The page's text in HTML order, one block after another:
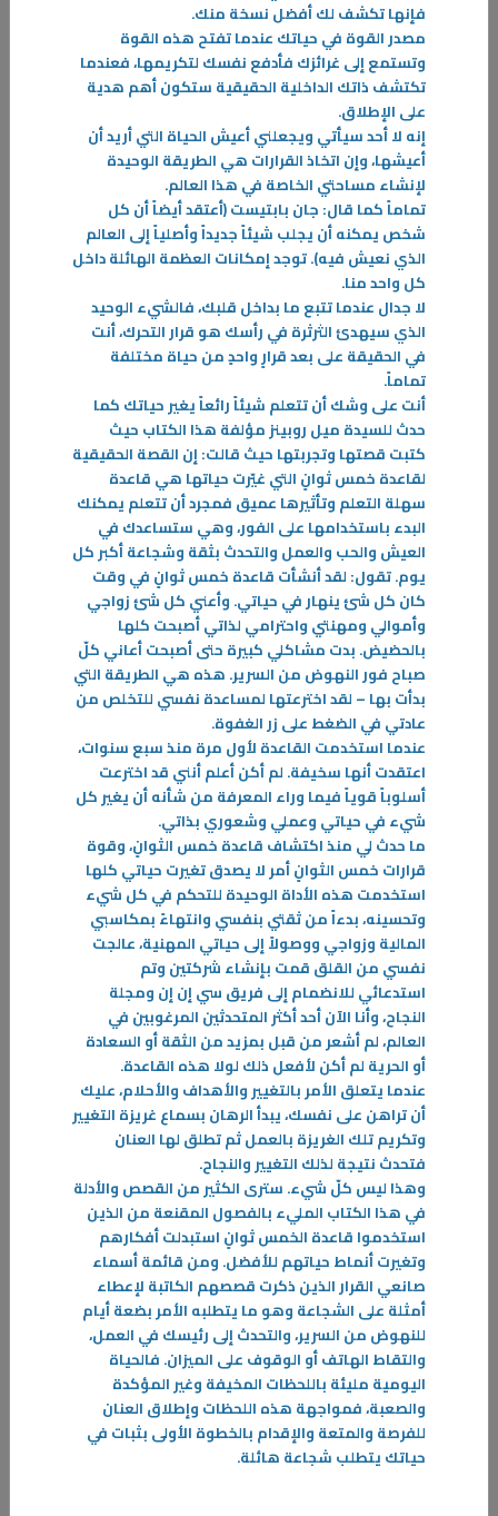
توقف عن إرضاء الآخرين
يعتبر المؤلف باتريك كينغ من أشهر الكتّاب والمدربين في فن المحادثة وفن
التواصل في أمريكا ، ولقد صدر له عدة كتب في مجال تطور النفس
النجاح علاج النفس القلقة، الخائفة، المتشائمة، اليائسة. والنجاح من أحسن
مضادات القلق ومن أفضل مضادات الاكتئاب
فإنها تكشف لك أفضل نسخة منك.
مصدر القوة في حياتك عندما تفتح هذه القوة
وتستمع إلى غرائزك فأدفع نفسك لتكريمها، فعندما
تكتشف ذاتك الداخلية الحقيقية ستكون أهم هدية
على الإطلاق.
إنه لا أحد سيأتي ويجعلني أعيش الحياة التي أريد أن
أعيشها، وإن اتخاذ القرارات هي الطريقة الوحيدة
لإنشاء مساحتي الخاصة في هذا العالم.
تماماً كما قال: جان بابتيست (أعتقد أيضاً أن كل
شخص يمكنه أن يجلب شيئاً جديداً وأصلياً إلى العالم
الذي نعيش فيه). توجد إمكانات العظمة الهائلة داخل
كل واحد منا.
لا جدال عندما تتبع ما بداخل قلبك، فالشيء الوحيد
الذي سيهدئ الثرثرة في رأسك هو قرار التحرك، أنت
في الحقيقة على بعد قرارٍ واحدٍ من حياة مختلفة
تماماً.
أنت على وشك أن تتعلم شيئاً رائعاً يغير حياتك كما
حدث للسيدة ميل روبينز مؤلفة هذا الكتاب حيث
كتبت قصتها وتجربتها حيث قالت: إن القصة الحقيقية
لقاعدة خمس ثوانٍ التي غيّرت حياتها هي قاعدة
سهلة التعلم وتأثيرها عميق فمجرد أن تتعلم يمكنك
البدء باستخدامها على الفور، وهي ستساعدك في
العيش والحب والعمل والتحدث بثقة وشجاعة أكبر كل
يوم. تقول: لقد أنشأت قاعدة خمس ثوانٍ في وقت
كان كل شئ ينهار في حياتي. وأعني كل شئ زواجي
وأموالي ومهنتي واحترامي لذاتي أصبحت كلها
بالحضيض. بدت مشاكلي كبيرة حتى أصبحت أعاني كلّ
صباح فور النهوض من السرير. هذه هي الطريقة التي
بدأت بها – لقد اخترعتها لمساعدة نفسي للتخلص من
عادتي في الضغط على زر الغفوة.
عندما استخدمت القاعدة لأول مرة منذ سبع سنوات،
اعتقدت أنها سخيفة. لم أكن أعلم أنني قد اخترعت
أسلوباً قوياً فيما وراء المعرفة من شأنه أن يغير كل
شيء في حياتي وعملي وشعوري بذاتي.
ما حدث لي منذ اكتشاف قاعدة خمس الثوانٍ، وقوة
قرارات خمس الثوانٍ أمر لا يصدق تغيرت حياتي كلها
استخدمت هذه الأداة الوحيدة للتحكم في كل شيء
وتحسينه، بدءاً من ثقتي بنفسي وانتهاءً بمكاسبي
المالية وزواجي ووصولاً إلى حياتي المهنية، عالجت
نفسي من القلق قمت بإنشاء شركتين وتم
استدعائي للانضمام إلى فريق سي إن إن ومجلة
النجاح، وأنا الآن أحد أكثر المتحدثين المرغوبين في
العالم، لم أشعر من قبل بمزيد من الثقة أو السعادة
أو الحرية لم أكن لأفعل ذلك لولا هذه القاعدة.
عندما يتعلق الأمر بالتغيير والأهداف والأحلام، عليك
أن تراهن على نفسك، يبدأ الرهان بسماع غريزة التغيير
وتكريم تلك الغريزة بالعمل ثم تطلق لها العنان
فتحدث نتيجة لذلك التغيير والنجاح.
وهذا ليس كلّ شيء. سترى الكثير من القصص والأدلة
في هذا الكتاب المليء بالفصول المقنعة من الذين
استخدموا قاعدة الخمس ثوانٍ استبدلت أفكارهم
وتغيرت أنماط حياتهم للأفضل. ومن قائمة أسماء
صانعي القرار الذين ذكرت قصصهم الكاتبة لإعطاء
أمثلة على الشجاعة وهو ما يتطلبه الأمر بضعة أيام
للنهوض من السرير، والتحدث إلى رئيسك في العمل،
والتقاط الهاتف أو الوقوف على الميزان. فالحياة
اليومية مليئة باللحظات المخيفة وغير المؤكدة
والصعبة، فمواجهة هذه اللحظات وإطلاق العنان
للفرصة والمتعة والإقدام بالخطوة الأولى بثبات في
حياتك يتطلب شجاعة هائلة.